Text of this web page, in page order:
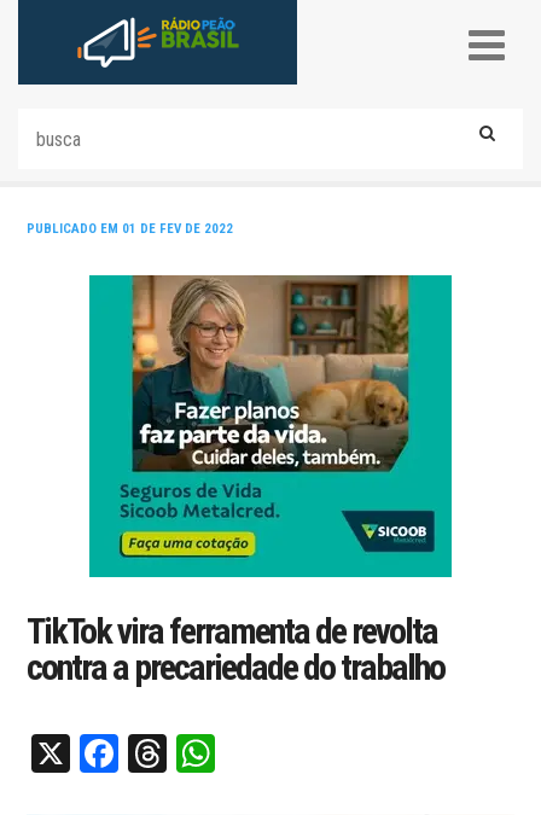
PUBLICADO EM 01 DE FEV DE 2022
TikTok vira ferramenta de revolta
contra a precariedade do trabalho
X Facebook
Threads